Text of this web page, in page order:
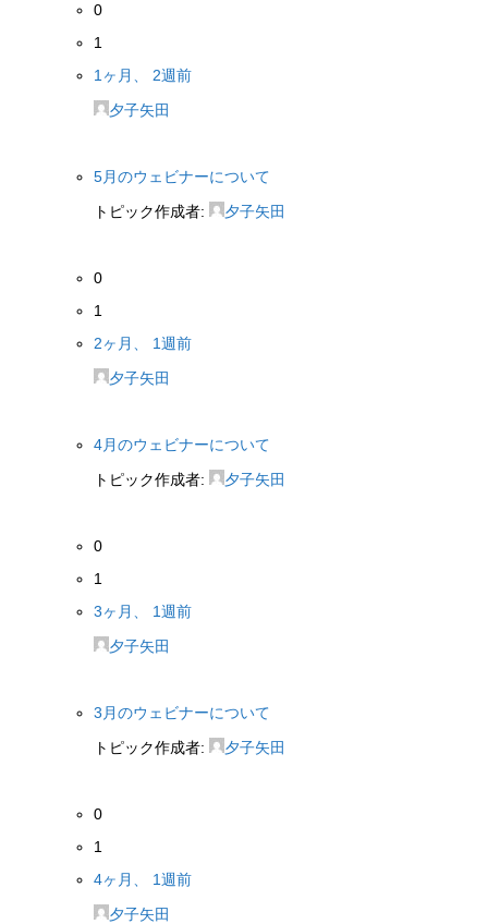
0
1
1ヶ月、 2週前
夕子矢田
5月のウェビナーについて
トピック作成者:
夕子矢田
0
1
2ヶ月、 1週前
夕子矢田
4月のウェビナーについて
トピック作成者:
夕子矢田
0
1
3ヶ月、 1週前
夕子矢田
3月のウェビナーについて
トピック作成者:
夕子矢田
0
1
4ヶ月、 1週前
夕子矢田